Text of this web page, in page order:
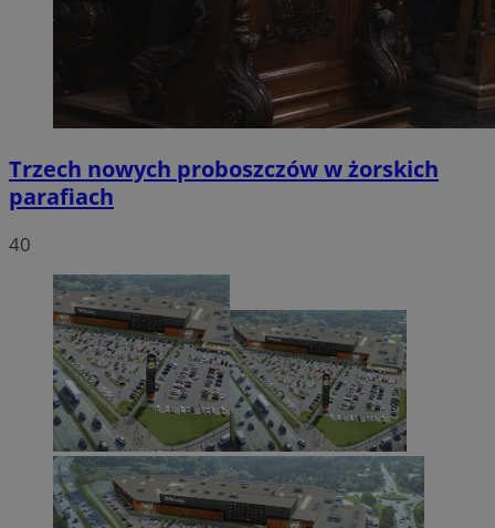
Trzech nowych proboszczów w żorskich
parafiach
40